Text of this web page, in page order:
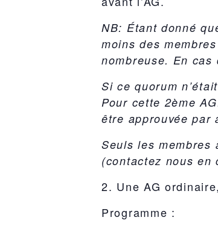
NB: Étant donné
moins des
nombreuse. En
Si ce quorum
Pour cette 2ème
être approuvée par
Seuls les
(contactez nous en
2. Une AG ordinaire
Programme :